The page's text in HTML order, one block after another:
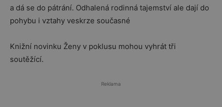
a dá se do pátrání. Odhalená rodinná tajemství ale dají do
pohybu i vztahy veskrze současné
Knižní novinku Ženy v poklusu mohou vyhrát tři
soutěžící.
Reklama